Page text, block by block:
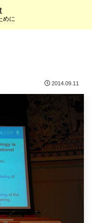
めに
2014.09.11